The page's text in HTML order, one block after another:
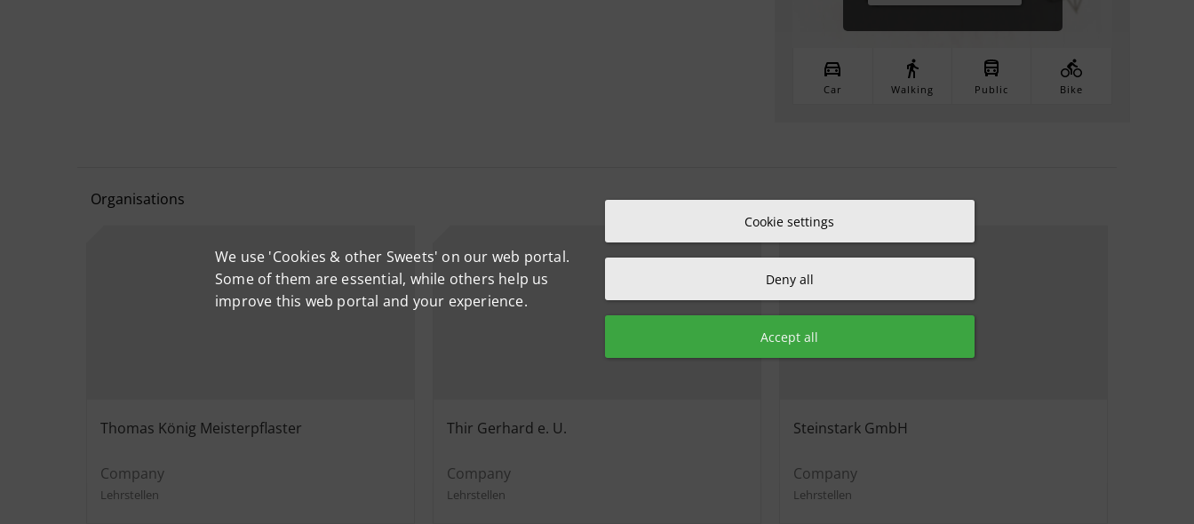
Car Walking Public Bike
Organisations
Thomas König Meisterpflaster
Company
Lehrstellen
Thir Gerhard e. U.
Company
Lehrstellen
Steinstark GmbH
Company
Lehrstellen
We use 'Cookies & other Sweets' on our web portal.
Some of them are essential, while others help us
improve this web portal and your experience.
Cookie settings
Deny all
Accept all